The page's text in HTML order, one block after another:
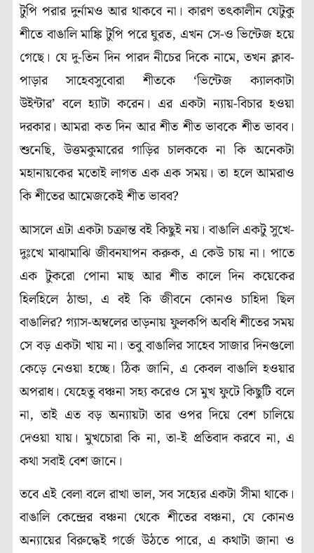
টুপি পরার দুর্নামও আর থাকবে না। কারণ তৎকালীন যেটুকু
শীতে বাঙালি মাঙ্কি টুপি পরে ঘুরত, এখন সে-ও ভিন্টেজ হয়ে
গেছে। যে দু-তিন দিন পারদ নীচের দিকে নামে, তখন ক্লাব-
পাড়ার সাহেবসুবোরা শীতকে ‘ভিন্টেজ ক্যালকাটা
উইন্টার’ বলে হ্যাটা করেন। এর একটা ন্যায়-বিচার হওয়া
দরকার। আমরা কত দিন আর শীত শীত ভাবকে শীত ভাবব।
শুনেছি, উত্তমকুমারের গাড়ির চালককে না কি অনেকটা
মহানায়কের মতোই লাগত এক এক সময়। তা হলে আমরাও
কি শীতের আমেজকেই শীত ভাবব?
আসলে এটা একটা চক্রান্ত বই কিছুই নয়। বাঙালি একটু সুখে-
দুঃখে মাঝামাঝি জীবনযাপন করুক, এ কেউ চায় না। পাতে
এক টুকরো পোনা মাছ আর শীত কালে দিন কয়েকের
হিলহিলে ঠান্ডা, এ বই কি জীবনে কোনও চাহিদা ছিল
বাঙালির? গ্যাস-অম্বলের তাড়নায় ফুলকপি অবধি শীতের সময়
সে বড় একটা খায় না। তবু বাঙালির সাহেব সাজার দিনগুলো
কেড়ে নেওয়া হচ্ছে। ঠিক জানি, এ কেবল বাঙালি হওয়ার
অপরাধ। যেহেতু বঞ্চনা সহ্য করেও সে মুখ ফুটে কিছুটি বলে
না, তাই এত বড় অন্যায়টা তার ওপর দিয়ে বেশ চালিয়ে
দেওয়া যায়। মুখচোরা কি না, তা-ই প্রতিবাদ করবে না, এ
কথা সবাই বেশ জানে।
তবে এই বেলা বলে রাখা ভাল, সব সহ্যের একটা সীমা থাকে।
বাঙালি কেন্দ্রের বঞ্চনা থেকে শীতের বঞ্চনা, যে কোনও
অন্যায়ের বিরুদ্ধেই গর্জে উঠতে পারে, এ কথাটা জানা ও